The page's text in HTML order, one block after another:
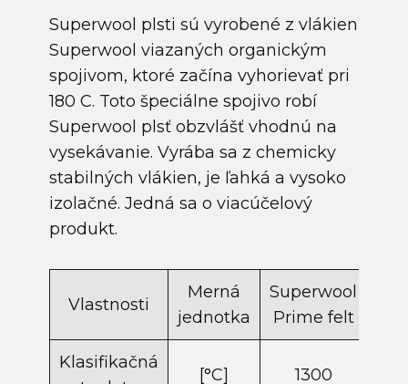
Superwool plsti sú vyrobené z vlákien
Superwool viazaných organickým
spojivom, ktoré začína vyhorievať pri
180 C. Toto špeciálne spojivo robí
Superwool plsť obzvlášť vhodnú na
vysekávanie. Vyrába sa z chemicky
stabilných vlákien, je ľahká a vysoko
izolačné. Jedná sa o viacúčelový
produkt.
Vlastnosti
Merná
jednotka
Superwool
Prime felt
Klasifikačná
[°C] 1300